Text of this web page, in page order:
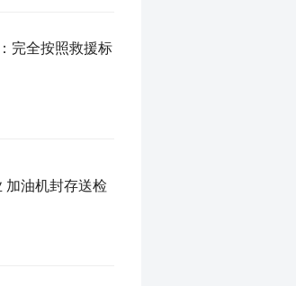
停业 加油机封存送检